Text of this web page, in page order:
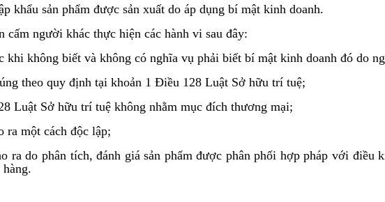
khẩu sản phẩm được sản xuất do áp dụng bí mật kinh doanh.
người khác thực hiện các hành vi sau đây:
không biết và không có nghĩa vụ phải biết bí mật kinh doanh đó do
theo quy định tại khoản 1 Điều 128 Luật Sở hữu trí tuệ;
Luật Sở hữu trí tuệ không nhằm mục đích thương mại;
ra một cách độc lập;
ra do phân tích, đánh giá sản phẩm được phân phối hợp pháp với điều